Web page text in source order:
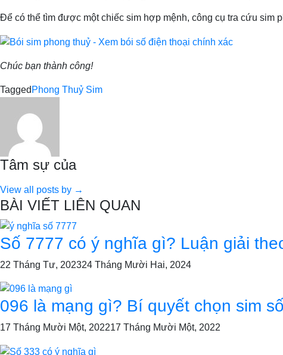
Để có thể tìm được một chiếc sim hợp mệnh, công cụ tra cứu sim
Chúc bạn thành công!
Tagged Phong Thuỷ Sim
Tâm sự của
View all posts by →
BÀI VIẾT LIÊN QUAN
Số 7777 có ý nghĩa gì? Luận giải
22 Tháng Tư, 202324 Tháng Mười Hai, 2024
096 là mạng gì? Bí quyết chọn sim
17 Tháng Mười Một, 202217 Tháng Mười Một, 2022